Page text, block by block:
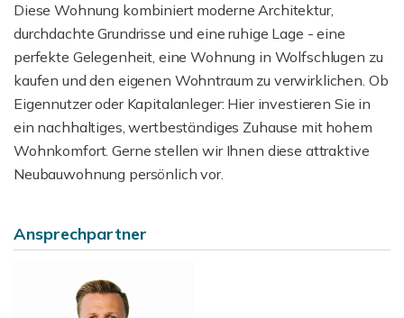
Diese Wohnung kombiniert moderne Architektur,
durchdachte Grundrisse und eine ruhige Lage - eine
perfekte Gelegenheit, eine Wohnung in Wolfschlugen zu
kaufen und den eigenen Wohntraum zu verwirklichen. Ob
Eigennutzer oder Kapitalanleger: Hier investieren Sie in
ein nachhaltiges, wertbeständiges Zuhause mit hohem
Wohnkomfort. Gerne stellen wir Ihnen diese attraktive
Neubauwohnung persönlich vor.
Ansprechpartner